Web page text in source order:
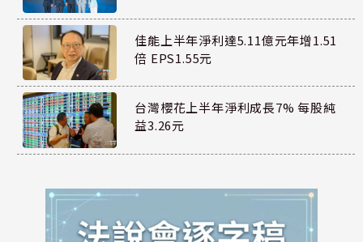
佳能上半年淨利達5.11億元年增1.51
倍 EPS1.55元
台灣櫻花上半年淨利成長7% 每股純
益3.26元